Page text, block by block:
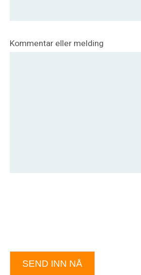
Kommentar eller melding
SEND INN NÅ